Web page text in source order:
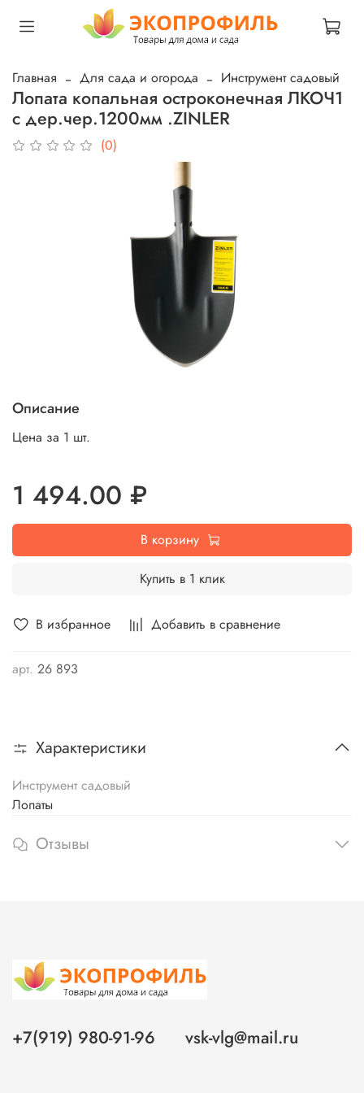
Главная Для сада и огорода Инструмент садовый
Лопата копальная остроконечная ЛКОЧ1
с дер.чер.1200мм .ZINLER
(0)
В избранное Добавить в сравнение
арт. 26 893
Описание
Цена за 1 шт.
1 494.00 ₽
В корзину
Купить в 1 клик
Характеристики
Инструмент садовый
Лопаты
Отзывы
+7(919) 980-91-96 vsk-vlg@mail.ru